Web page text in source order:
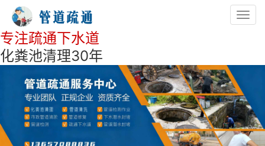
专注疏通下水道
化粪池清理30年